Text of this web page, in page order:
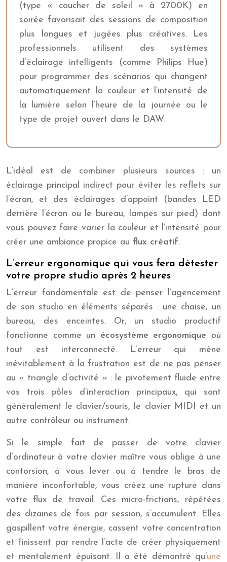
(type « coucher de soleil » à 2700K) en
soirée favorisait des sessions de composition
plus longues et jugées plus créatives. Les
professionnels utilisent des systèmes
d’éclairage intelligents (comme Philips Hue)
pour programmer des scénarios qui changent
automatiquement la couleur et l’intensité de
la lumière selon l’heure de la journée ou le
type de projet ouvert dans le DAW.
L’idéal est de combiner plusieurs sources : un
éclairage principal indirect pour éviter les reflets sur
l’écran, et des éclairages d’appoint (bandes LED
derrière l’écran ou le bureau, lampes sur pied) dont
vous pouvez faire varier la couleur et l’intensité pour
créer une ambiance propice au flux créatif.
L’erreur ergonomique qui vous fera détester
votre propre studio après 2 heures
L’erreur fondamentale est de penser l’agencement
de son studio en éléments séparés : une chaise, un
bureau, des enceintes. Or, un studio productif
fonctionne comme un écosystème ergonomique où
tout est interconnecté. L’erreur qui mène
inévitablement à la frustration est de ne pas penser
au « triangle d’activité » : le pivotement fluide entre
vos trois pôles d’interaction principaux, qui sont
généralement le clavier/souris, le clavier MIDI et un
autre contrôleur ou instrument.
Si le simple fait de passer de votre clavier
d’ordinateur à votre clavier maître vous oblige à une
contorsion, à vous lever ou à tendre le bras de
manière inconfortable, vous créez une rupture dans
votre flux de travail. Ces micro-frictions, répétées
des dizaines de fois par session, s’accumulent. Elles
gaspillent votre énergie, cassent votre concentration
et finissent par rendre l’acte de créer physiquement
et mentalement épuisant. Il a été démontré qu’une